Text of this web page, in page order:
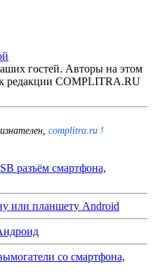
гостей. Авторы на этом
редакции COMPLITRA.RU
complitra.ru !
разъём смартфона,
или планшету Android
со смартфона,